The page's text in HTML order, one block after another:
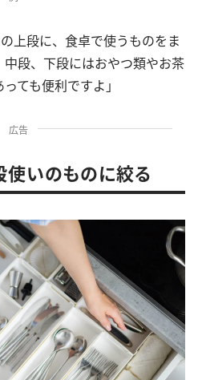
上段に、食卓で使うものをま
段、下段にはおやつ類やお茶
ても便利ですよ」
広告
使いのものに絞る